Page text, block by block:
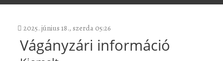
2025. június 18., szerda 05:26
Vágányzári információ